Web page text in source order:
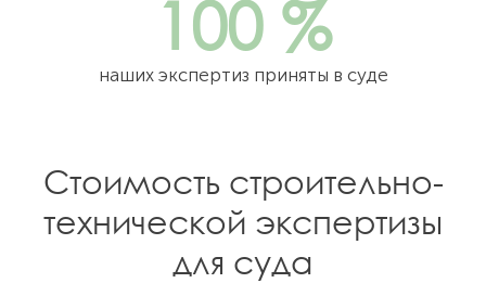
100 %
наших экспертиз приняты в суде
Стоимость строительно-
технической экспертизы
для суда